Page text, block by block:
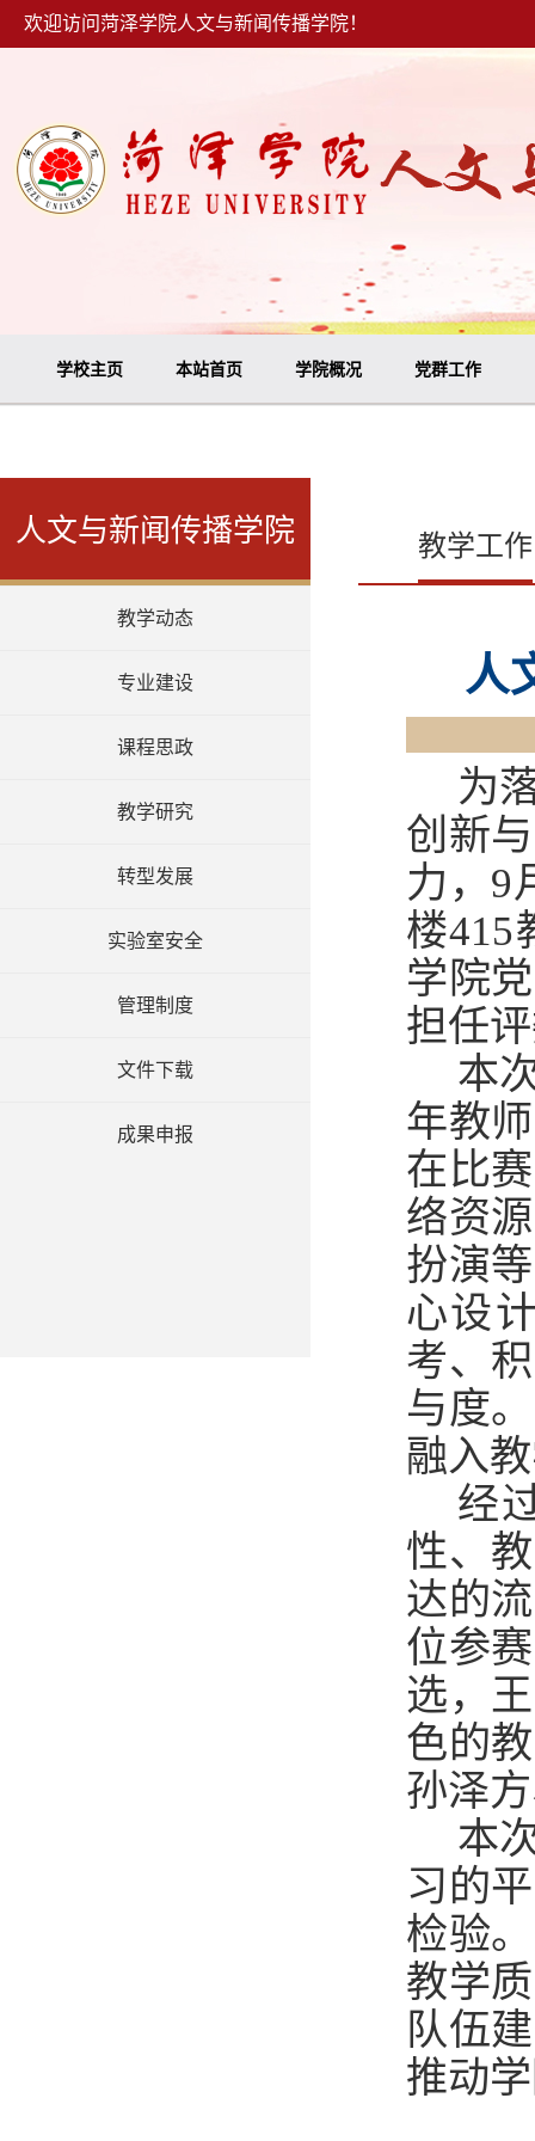
欢迎访问菏泽学院人文与新闻传播学院！
学校主页 本站首页 学院概况 党群工作
人文与新闻传播学院
教学动态
专业建设
课程思政
教学研究
转型发展
实验室安全
管理制度
文件下载
成果申报
教学工作
人
为
创新
力， 9
楼415
学院
担任
本
年教
在比
络资
扮演
心设
考、
与度
融入
经
性、
达的
位参
选，
色的
孙泽
本
习的
检验
教学
队伍
推动